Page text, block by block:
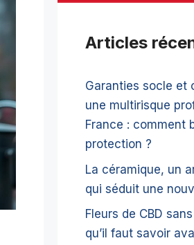
Articles
Garanties socle et
une multirisque
France : comment
protection ?
La céramique, un
qui séduit une
Fleurs de CBD
qu’il faut savoir